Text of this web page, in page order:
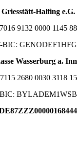
Halfing e.G.
9132 0000 1145 88
BIC: GENODEF1HFG
Wasserburg a. Inn
2680 0030 3118 15
BYLADEM1WSB